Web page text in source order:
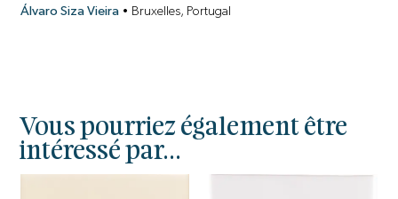
Álvaro Siza Vieira • Bruxelles, Portugal
Vous pourriez également être
intéressé par...